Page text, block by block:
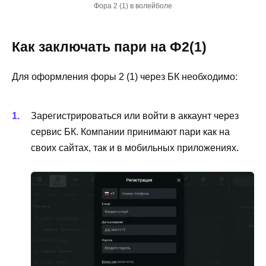
Фора 2 (1) в волейболе
Как заключать пари на Ф2(1)
Для оформления форы 2 (1) через БК необходимо:
Зарегистрироваться или войти в аккаунт через
сервис БК. Компании принимают пари как на
своих сайтах, так и в мобильных приложениях.